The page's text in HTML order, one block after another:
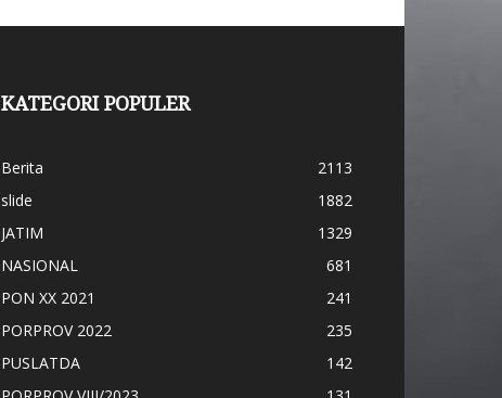
KATEGORI POPULER
Berita
2113
slide
1882
JATIM
1329
NASIONAL
681
PON XX 2021
241
PORPROV 2022
235
PUSLATDA
142